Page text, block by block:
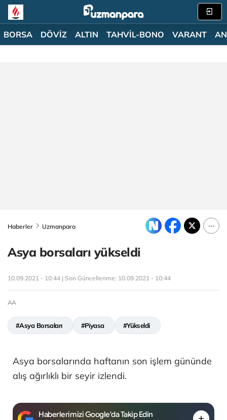
BORSA DÖVİZ ALTIN TAHVİL-BONO VARANT
Haberler Uzmanpara
Asya borsaları yükseldi
10.09.2021 - 10:44 | Son Güncellenme: 10.09.2021 - 10:44
AA
#Asya Borsaları #Piyasa #Yükseldi
Asya borsalarında haftanın son işlem gününde
alış ağırlıklı bir seyir izlendi.
Haberlerimizi Google'da Takip Edin